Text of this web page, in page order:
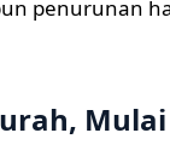
penurunan
Mulai